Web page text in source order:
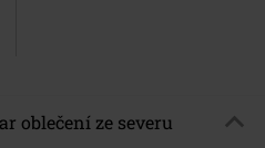
oblečení ze severu